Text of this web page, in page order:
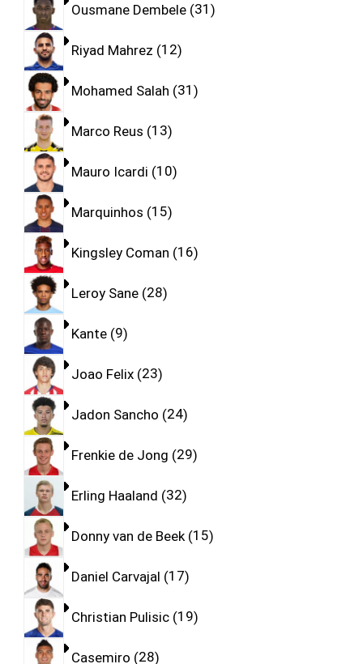
Ousmane Dembele 31
Riyad Mahrez 12
Mohamed Salah 31
Marco Reus 13
Mauro Icardi 10
Marquinhos 15
Kingsley Coman 16
Leroy Sane 28
Kante 9
Joao Felix 23
Jadon Sancho 24
Frenkie de Jong 29
Erling Haaland 32
Donny van de Beek 15
Daniel Carvajal 17
Christian Pulisic 19
Casemiro 28